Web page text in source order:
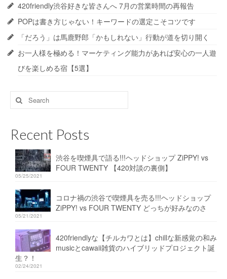
420friendly渋谷好きな皆さんへ 7月の営業時間の再報告
POPは書き方じゃない！キーワードの選定こそコツです
「だろう」は馬鹿野郎「かもしれない」行動が道を切り開く
お一人様を極める！マーケティング能力があれば安心の一人遊
びを楽しめる宿【5選】
Search
for:
Recent Posts
渋谷を喫煙具で語る!!!ヘッドショップ ZiPPY! vs
FOUR TWENTY 【420対談の裏側】
05/25/2021
コロナ禍の渋谷で喫煙具を売る!!!ヘッドショップ
ZiPPY! vs FOUR TWENTY どっちが好みなのさ
05/21/2021
420friendlyな【チルカワとは】chillな新感覚の和み
musicとcawaii雑貨のハイブリッドプロジェクト誕
生？！
02/24/2021